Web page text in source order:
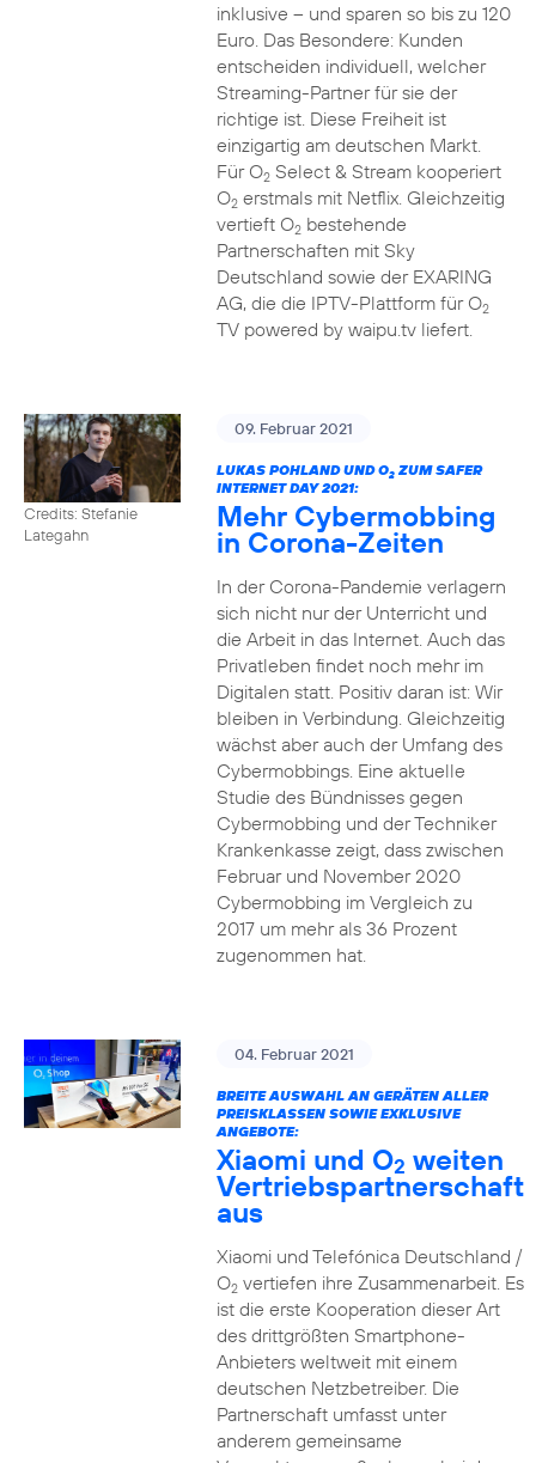
inklusive – und sparen so bis zu 120
Euro. Das Besondere: Kunden
entscheiden individuell, welcher
Streaming-Partner für sie der
richtige ist. Diese Freiheit ist
einzigartig am deutschen Markt.
Für O2Select & Stream kooperiert
O2erstmals mit Netflix. Gleichzeitig
vertieft O2bestehende
Partnerschaften mit Sky
Deutschland sowie der EXARING
AG, die die IPTV-Plattform für O2
TV powered by waipu.tv liefert.
Credits: Stefanie
Lategahn
09. Februar 2021
LUKAS POHLAND UND O2ZUM SAFER
INTERNET DAY 2021:
Mehr Cybermobbing
in Corona-Zeiten
In der Corona-Pandemie verlagern
sich nicht nur der Unterricht und
die Arbeit in das Internet. Auch das
Privatleben findet noch mehr im
Digitalen statt. Positiv daran ist: Wir
bleiben in Verbindung. Gleichzeitig
wächst aber auch der Umfang des
Cybermobbings. Eine aktuelle
Studie des Bündnisses gegen
Cybermobbing und der Techniker
Krankenkasse zeigt, dass zwischen
Februar und November 2020
Cybermobbing im Vergleich zu
2017 um mehr als 36 Prozent
zugenommen hat.
04. Februar 2021
BREITE AUSWAHL AN GERÄTEN ALLER
PREISKLASSEN SOWIE EXKLUSIVE
ANGEBOTE:
Xiaomi und O2 weiten
Vertriebspartnerschaft
aus
Xiaomi und Telefónica Deutschland /
O2vertiefen ihre Zusammenarbeit. Es
ist die erste Kooperation dieser Art
des drittgrößten Smartphone-
Anbieters weltweit mit einem
deutschen Netzbetreiber. Die
Partnerschaft umfasst unter
anderem gemeinsame